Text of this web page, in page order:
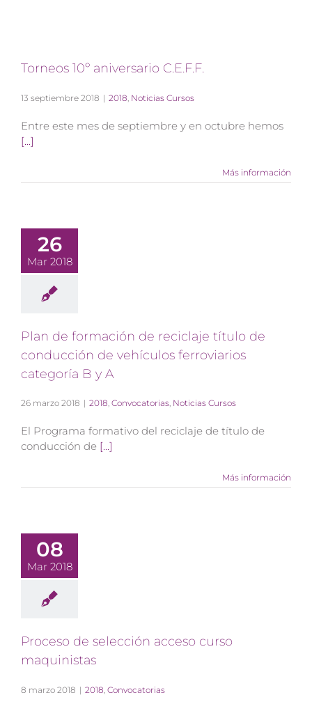
Torneos 10º aniversario C.E.F.F.
13 septiembre 2018 | 2018 Noticias Cursos
Entre este mes de septiembre y en octubre hemos
[...]
Más información
26
Mar 2018
Plan de formación de reciclaje título de
conducción de vehículos ferroviarios
categoría B y A
26 marzo 2018 | 2018, Convocatorias, Noticias Cursos
El Programa formativo del reciclaje de título de
conducción de [...]
Más información
08
Mar 2018
Proceso de selección acceso curso
maquinistas
8 marzo 2018 | 2018, Convocatorias